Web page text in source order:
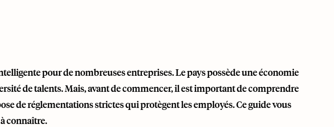
pour de nombreuses entreprises. Le pays possède une économie
de talents. Mais, avant de commencer, il est important de comprendre
de réglementations strictes qui protègent les employés. Ce guide vous
connaître.